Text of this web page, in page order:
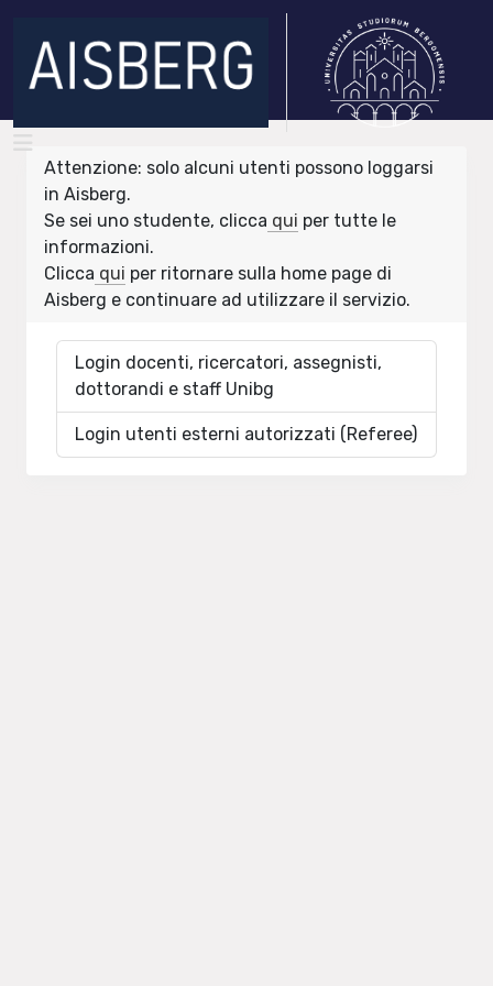
Attenzione: solo alcuni utenti possono loggarsi
in Aisberg.
Se sei uno studente, clicca qui per tutte le
informazioni.
Clicca qui per ritornare sulla home page di
Aisberg e continuare ad utilizzare il servizio.
Login docenti, ricercatori, assegnisti,
dottorandi e staff Unibg
Login utenti esterni autorizzati (Referee)